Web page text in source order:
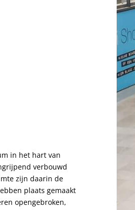
in het hart van
verbouwd
zijn daarin de
plaats gemaakt
opengebroken,